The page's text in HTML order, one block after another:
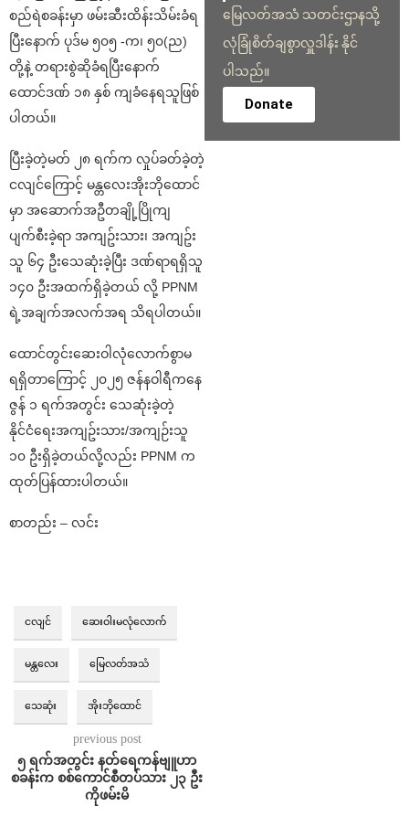
စည်ရဲစခန်းမှာ ဖမ်းဆီးထိန်းသိမ်းခံရ
ပြီးနောက် ပုဒ်မ ၅၀၅ -က၊ ၅၀(ည)
တို့နဲ့ တရားစွဲဆိုခံရပြီးနောက်
ထောင်ဒဏ် ၁၈ နှစ် ကျခံနေရသူဖြစ်
ပါတယ်။
ပြီးခဲ့တဲ့မတ် ၂၈ ရက်က လှုပ်ခတ်ခဲ့တဲ့
ငလျင်ကြောင့် မန္တလေးအိုးဘိုထောင်
မှာ အဆောက်အဦတချို့ပြိုကျ
ပျက်စီးခဲ့ရာ အကျဥ်းသား၊ အကျဥ်း
သူ ၆၄ ဦးသေဆုံးခဲ့ပြီး ဒဏ်ရာရရှိသူ
၁၄၀ ဦးအထက်ရှိခဲ့တယ် လို့ PPNM
ရဲ့အချက်အလက်အရ သိရပါတယ်။
ထောင်တွင်းဆေးဝါလုံလောက်စွာမ
ရရှိတာကြောင့် ၂၀၂၅ ဇန်နဝါရီကနေ
ဇွန် ၁ ရက်အတွင်း သေဆုံးခဲ့တဲ့
နိုင်ငံရေးအကျဥ်းသား/အကျဉ်းသူ
၁၀ ဦးရှိခဲ့တယ်လို့လည်း PPNM က
ထုတ်ပြန်ထားပါတယ်။
စာတည်း – လင်း
ငလျင် ဆေးဝါးမလုံလောက်
မန္တလေး မြေလတ်အသံ
သေဆုံး အိုးဘိုထောင်
previous post
၅ ရက်အတွင်း နတ်ရေကန်ဗျူဟာ
စခန်းက စစ်ကောင်စီတပ်သား ၂၃ ဦး
ကိုဖမ်းမိ
မြေလတ်အသံ သတင်းဌာနသို့
လုံခြုံစိတ်ချစွာလှူဒါန်း နိုင်
ပါသည်။
Donate